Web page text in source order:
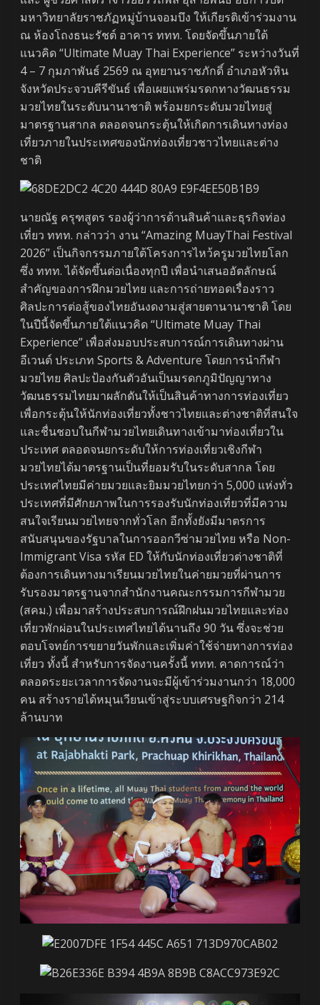
มหาวิทยาลัยราชภัฏหมู่บ้านจอมบึง ให้เกียรติเข้าร่วมงาน
ณ ห้องโถงธนะรัชต์ อาคาร ททท. โดยจัดขึ้นภายใต้
แนวคิด “Ultimate Muay Thai Experience” ระหว่างวันที่
4 – 7 กุมภาพันธ์ 2569 ณ อุทยานราชภักดิ์ อำเภอหัวหิน
จังหวัดประจวบคีรีขันธ์ เพื่อเผยแพร่มรดกทางวัฒนธรรม
มวยไทยในระดับนานาชาติ พร้อมยกระดับมวยไทยสู่
มาตรฐานสากล ตลอดจนกระตุ้นให้เกิดการเดินทางท่อง
เที่ยวภายในประเทศของนักท่องเที่ยวชาวไทยและต่าง
ชาติ
นายณัฐ ครุฑสูตร รองผู้ว่าการด้านสินค้าและธุรกิจท่อง
เที่ยว ททท. กล่าวว่า งาน “Amazing MuayThai Festival
2026” เป็นกิจกรรมภายใต้โครงการไหว้ครูมวยไทยโลก
ซึ่ง ททท. ได้จัดขึ้นต่อเนื่องทุกปี เพื่อนำเสนออัตลักษณ์
สำคัญของการฝึกมวยไทย และการถ่ายทอดเรื่องราว
ศิลปะการต่อสู้ของไทยอันงดงามสู่สายตานานาชาติ โดย
ในปีนี้จัดขึ้นภายใต้แนวคิด “Ultimate Muay Thai
Experience” เพื่อส่งมอบประสบการณ์การเดินทางผ่าน
อีเวนต์ ประเภท Sports & Adventure โดยการนำกีฬา
มวยไทย ศิลปะป้องกันตัวอันเป็นมรดกภูมิปัญญาทาง
วัฒนธรรมไทยมาผลักดันให้เป็นสินค้าทางการท่องเที่ยว
เพื่อกระตุ้นให้นักท่องเที่ยวทั้งชาวไทยและต่างชาติที่สนใจ
และชื่นชอบในกีฬามวยไทยเดินทางเข้ามาท่องเที่ยวใน
ประเทศ ตลอดจนยกระดับให้การท่องเที่ยวเชิงกีฬา
มวยไทยได้มาตรฐานเป็นที่ยอมรับในระดับสากล โดย
ประเทศไทยมีค่ายมวยและยิมมวยไทยกว่า 5,000 แห่งทั่ว
ประเทศที่มีศักยภาพในการรองรับนักท่องเที่ยวที่มีความ
สนใจเรียนมวยไทยจากทั่วโลก อีกทั้งยังมีมาตรการ
สนับสนุนของรัฐบาลในการออกวีซ่ามวยไทย หรือ Non-
Immigrant Visa รหัส ED ให้กับนักท่องเที่ยวต่างชาติที่
ต้องการเดินทางมาเรียนมวยไทยในค่ายมวยที่ผ่านการ
รับรองมาตรฐานจากสำนักงานคณะกรรมการกีฬามวย
(สคม.) เพื่อมาสร้างประสบการณ์ฝึกฝนมวยไทยและท่อง
เที่ยวพักผ่อนในประเทศไทยได้นานถึง 90 วัน ซึ่งจะช่วย
ตอบโจทย์การขยายวันพักและเพิ่มค่าใช้จ่ายทางการท่อง
เที่ยว ทั้งนี้ สำหรับการจัดงานครั้งนี้ ททท. คาดการณ์ว่า
ตลอดระยะเวลาการจัดงานจะมีผู้เข้าร่วมงานกว่า 18,000
คน สร้างรายได้หมุนเวียนเข้าสู่ระบบเศรษฐกิจกว่า 214
ล้านบาท